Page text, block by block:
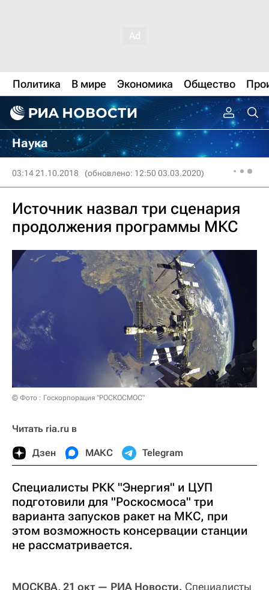
Политика В мире Экономика Общество
Наука
03:14 21.10.2018 (обновлено: 12:50 03.03.2020)
Источник назвал три сценария
продолжения программы МКС
© Фото : Госкорпорация "РОСКОСМОС"
Читать ria.ru в
Дзен МАКС Telegram
Специалисты РКК "Энергия" и ЦУП
подготовили для "Роскосмоса" три
варианта запусков ракет на МКС, при
этом возможность консервации станции
не рассматривается.
МОСКВА, 21 окт — РИА Новости. Специалисты